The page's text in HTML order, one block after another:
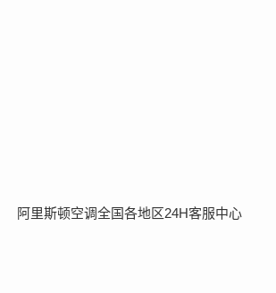
阿里斯顿空调全国各地区24H客服中心